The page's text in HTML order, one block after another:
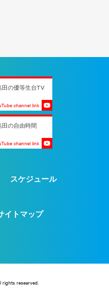
田の優等生台TV
channel link
田の自由時間
channel link
スケジュール
イトマップ
rights researved.